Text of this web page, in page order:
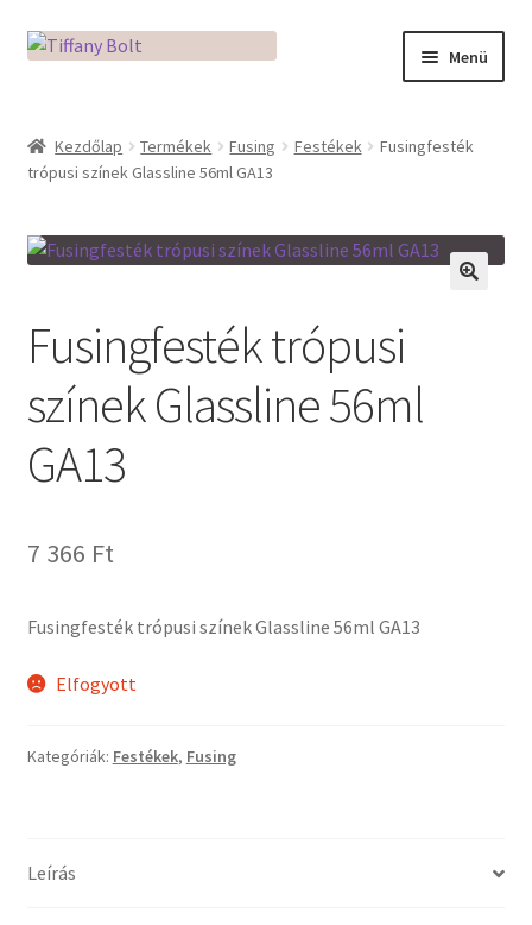
Ugrás
Kilépés
Menü
Adatkezelési tájékoztató
Az üveg világa / Workshopok
Fusingkemence beüzemelése
Hogyan használd a Mikro Boxot
Tiffany ízelítő
Üvegvágás
Elérhetőségeink
Fiókom
Képkeretezés
Kezdőlap Termékek Fusing Festékek
Fusingfesték
trópusi színek Glassline 56ml GA13
Fusingfesték trópusi
színek Glassline 56ml
GA13
7 366 Ft
Fusingfesték trópusi színek Glassline 56ml GA13
Elfogyott
Kategóriák: Festékek, Fusing
Leírás